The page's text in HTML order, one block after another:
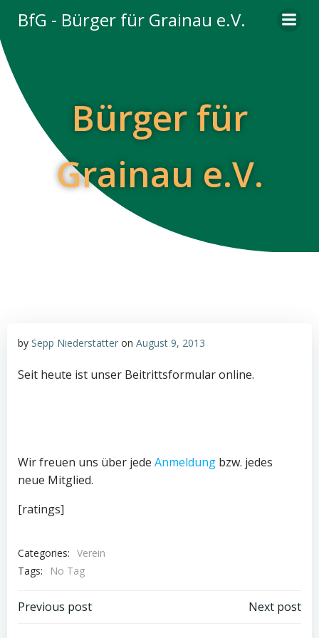
Inhalt
BfG - Bürger für Grainau e.V.
Bürger für
Grainau e.V.
by Sepp Niederstätter on August 9, 2013
Seit heute ist unser Beitrittsformular online.
Wir freuen uns über jede Anmeldung bzw. jedes
neue Mitglied.
[ratings]
Categories: Verein
Tags:
No Tag
Post
Previous post Next post